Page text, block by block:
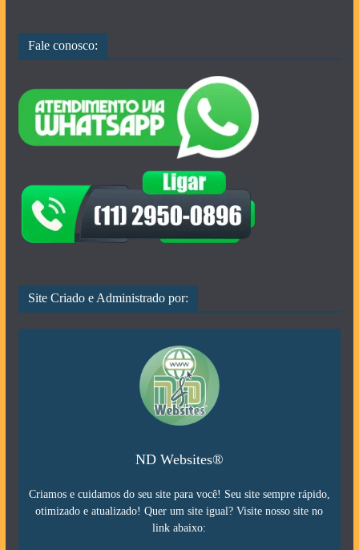
Fale conosco:
Site Criado e Administrado por:
ND Websites®
Criamos e cuidamos do seu site para você! Seu site sempre rápido,
otimizado e atualizado! Quer um site igual? Visite nosso site no
link abaixo: